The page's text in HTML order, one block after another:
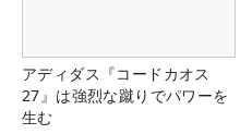
アディダス『コードカオス
27』は強烈な蹴りでパワーを
生む